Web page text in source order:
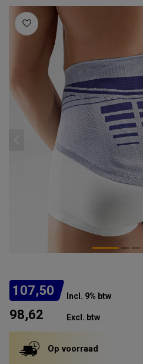
107,50 Incl. 9% btw
98,62 Excl. btw
Op voorraad